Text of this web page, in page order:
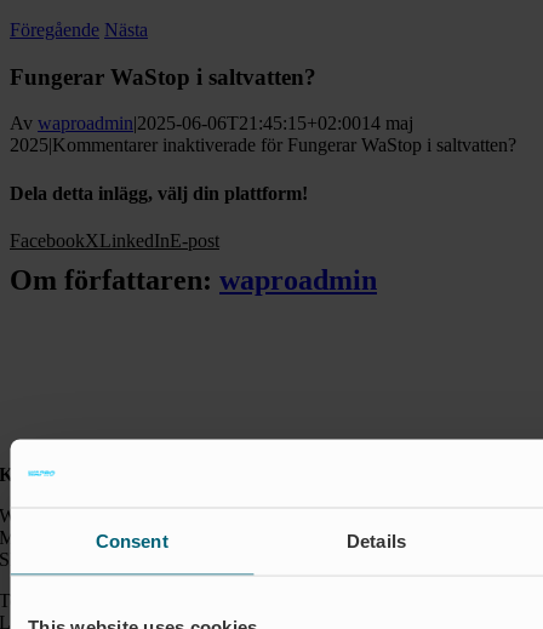
Consent Details
Föregående Nästa
Fungerar WaStop i saltvatten?
Av waproadmin|2025-06-06T21:45:15+02:0014 maj
2025|Kommentarer inaktiverade för Fungerar WaStop i saltvatten?
Dela detta inlägg, välj din plattform!
FacebookXLinkedInE-post
Om författaren: waproadmin
Kontakt:
Wapro AB
Munkahusvägen 103
SE-37431 Karlshamn
Telefon: +46 454 185 10
Logistik: +46 72 559 94 27